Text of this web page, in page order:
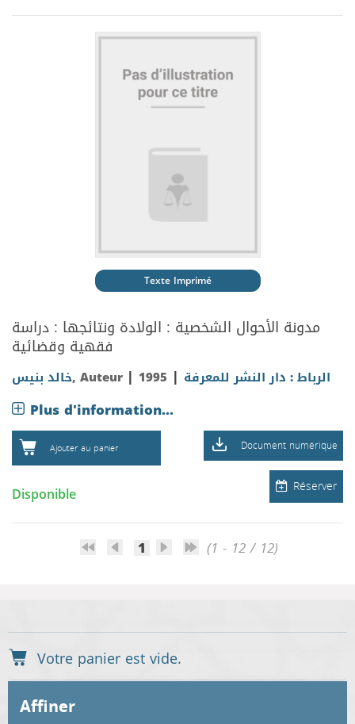
Texte Imprimé
مدونة الأحوال الشخصية : الولادة ونتائجها : دراسة
فقهية وقضائية
خالد بنيس, Auteur | الرباط : دار النشر للمعرفة |
1995
Plus d'information...
Ajouter au panier Document numérique
Réserver
Disponible
1 (1 - 12 / 12)
affiner